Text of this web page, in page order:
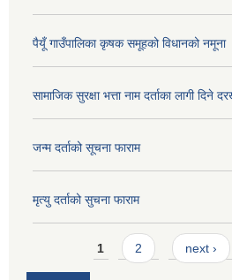
पैयूँ गाउँपालिका कृषक समूहको विधानको नमूना
सामाजिक सुरक्षा भत्ता नाम दर्ताका लागी दिने
जन्म दर्ताको सूचना फाराम
मृत्यु दर्ताको सुचना फाराम
Pages1 2 next ›